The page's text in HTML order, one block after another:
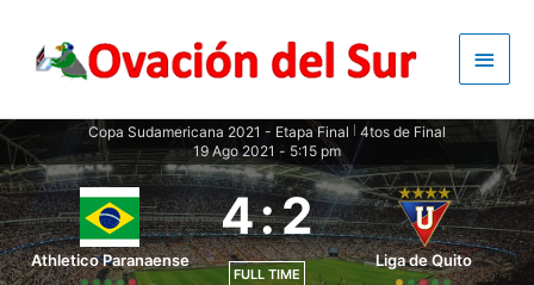
content
Main
Copa Sudamericana 2021 - Etapa Final
4tos de Final
19 Ago 2021 - 5:15 pm
Athletico Paranaense
4:2
FULL TIME
Liga de Quito